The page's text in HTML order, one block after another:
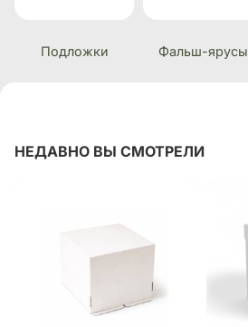
Подложки Фальш-ярусы
НЕДАВНО ВЫ СМОТРЕЛИ